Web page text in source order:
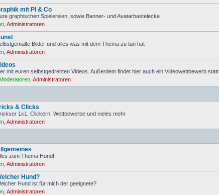
mit PI & Co
graphischen Spielereien, sowie Banner- und Avatarbastelecke
,Administratoren
Bilder und alles was mit dem Thema zu tun hat
,Administratoren
mit euren selbstgedrehten Videos. Außerdem findet hier auch ein Videowettbewerb statt
,Administratoren
& Clicks
1x1, Clickern, Wettbewerbe und vieles mehr
,Administratoren
zum Thema Hund!
,Administratoren
Hund?
Hund ist für mich der geeignete?
,Administratoren